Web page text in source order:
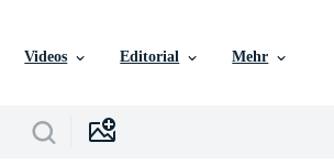
Videos Editorial Mehr